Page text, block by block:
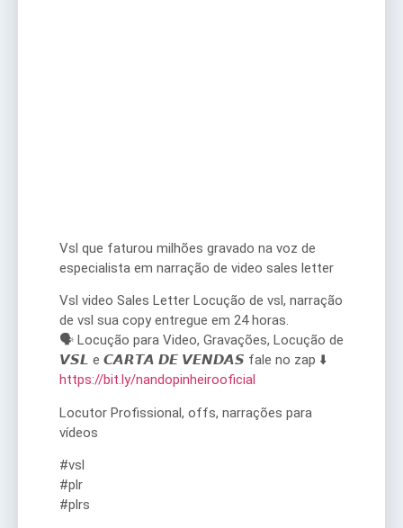
Vsl que faturou milhões gravado na voz de
especialista em narração de video sales letter
Vsl video Sales Letter Locução de vsl, narração
de vsl sua copy entregue em 24 horas.
🗣 Locução para Video, Gravações, Locução de
𝙑𝙎𝙇 e 𝘾𝘼𝙍𝙏𝘼 𝘿𝙀 𝙑𝙀𝙉𝘿𝘼𝙎 fale no zap ⬇️
https://bit.ly/nandopinheirooficial
Locutor Profissional, offs, narrações para
vídeos
#vsl
#plr
#plrs